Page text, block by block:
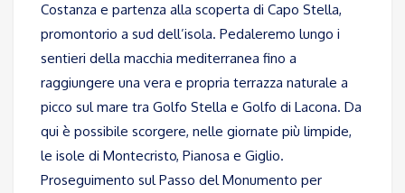
Costanza e partenza alla scoperta di Capo Stella,
promontorio a sud dell’isola. Pedaleremo lungo i
sentieri della macchia mediterranea fino a
raggiungere una vera e propria terrazza naturale a
picco sul mare tra Golfo Stella e Golfo di Lacona. Da
qui è possibile scorgere, nelle giornate più limpide,
le isole di Montecristo, Pianosa e Giglio.
Proseguimento sul Passo del Monumento per